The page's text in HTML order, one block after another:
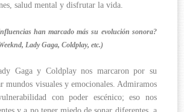
salud mental y disfrutar la vida.
han marcado más su evolución sonora?
Lady Gaga, Coldplay, etc.)
Gaga y Coldplay nos marcaron por su
mundos visuales y emocionales. Admiramos
con poder escénico; eso nos